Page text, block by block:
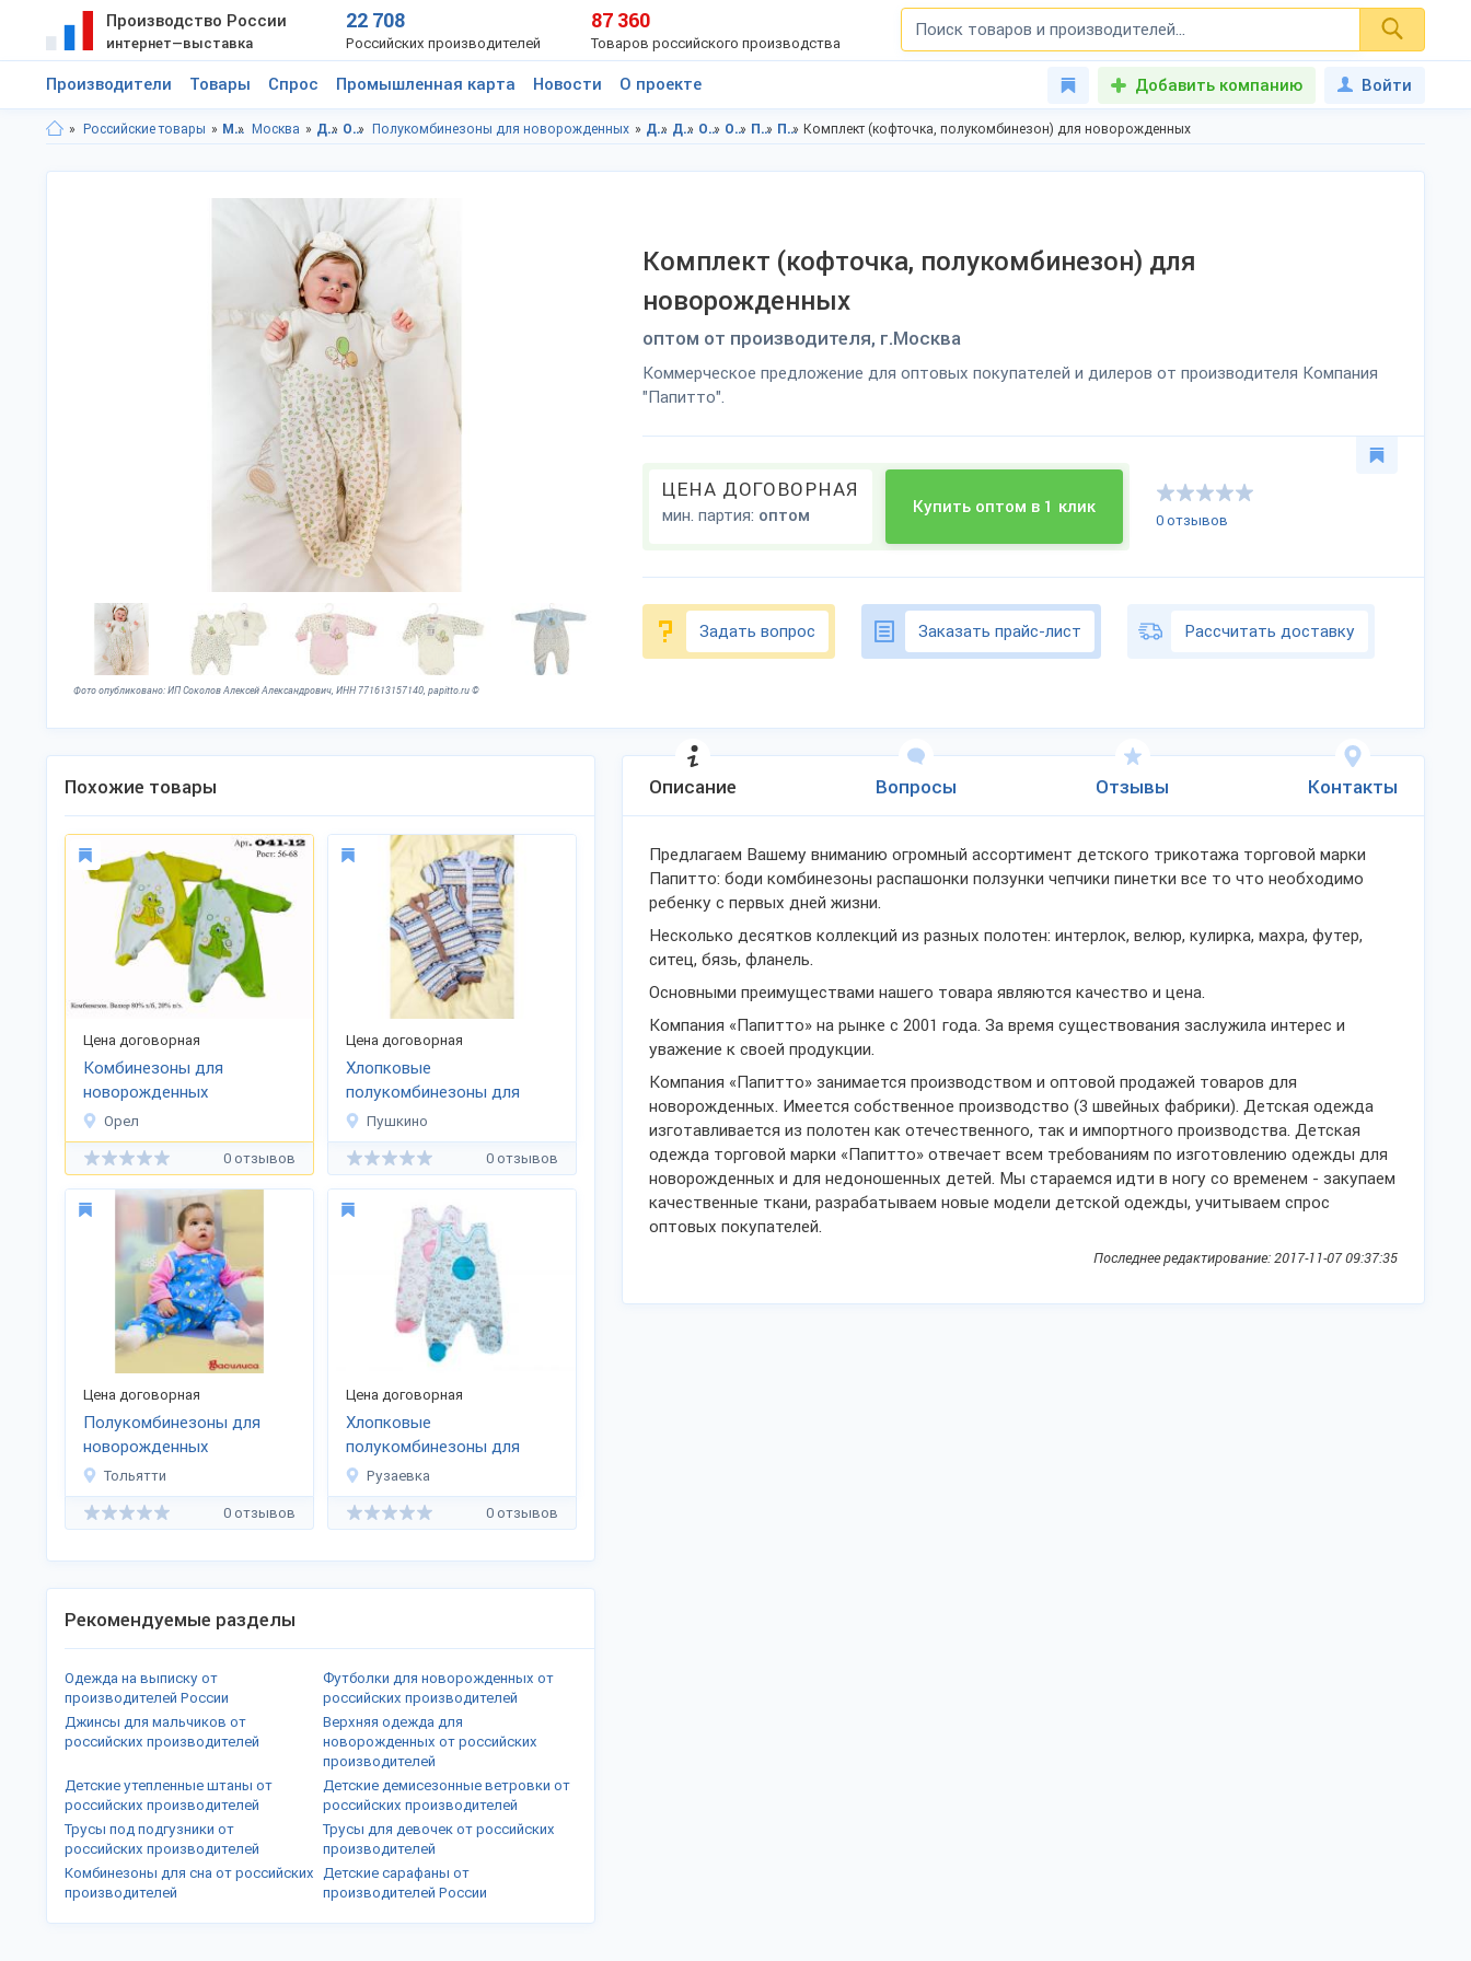
Производство России
интернет—выставка
22 708
Российских производителей
87 360
Товаров российского производства
Производители Товары Спрос Промышленная карта Новости О проекте Добавить компанию Войти
Российские товары Московская область Москва Детская одежда Одежда для новорожденных Полукомбинезоны для новорожденных Детская одежда в Московской области Детская одежда в г.Москва Одежда для новорожденных в Московская область Одежда для новорожденных в г.Москва Полукомбинезоны для новорожденных в Московская область Полукомбинезоны для новорожденных в г.Москва Комплект (кофточка, полукомбинезон) для новорожденных
Фото опубликовано: ИП Соколов Алексей Александрович, ИНН 771613157140, papitto.ru ©
Комплект (кофточка, полукомбинезон) для
новорожденных
оптом от производителя, г.Москва
Коммерческое предложение для оптовых покупателей и дилеров от производителя Компания
"Папитто".
ЦЕНА ДОГОВОРНАЯ
мин. партия: оптом Купить оптом в 1 клик
0 отзывов
Задать вопрос Заказать прайс-лист Рассчитать доставку
Описание Вопросы Отзывы Контакты
Предлагаем Вашему вниманию огромный ассортимент детского трикотажа торговой марки
Папитто: боди комбинезоны распашонки ползунки чепчики пинетки все то что необходимо
ребенку с первых дней жизни.
Несколько десятков коллекций из разных полотен: интерлок, велюр, кулирка, махра, футер,
ситец, бязь, фланель.
Основными преимуществами нашего товара являются качество и цена.
Компания «Папитто» на рынке с 2001 года. За время существования заслужила интерес и
уважение к своей продукции.
Компания «Папитто» занимается производством и оптовой продажей товаров для
новорожденных. Имеется собственное производство (3 швейных фабрики). Детская одежда
изготавливается из полотен как отечественного, так и импортного производства. Детская
одежда торговой марки «Папитто» отвечает всем требованиям по изготовлению одежды для
новорожденных и для недоношенных детей. Мы стараемся идти в ногу со временем - закупаем
качественные ткани, разрабатываем новые модели детской одежды, учитываем спрос
оптовых покупателей.
Последнее редактирование: 2017-11-07 09:37:35
Похожие товары
Цена договорная
Комбинезоны для
новорожденных
Орел
0 отзывов
Цена договорная
Хлопковые
полукомбинезоны для
детейПушкино
0 отзывов
Цена договорная
Полукомбинезоны для
новорожденных
Тольятти
0 отзывов
Цена договорная
Хлопковые
полукомбинезоны для
новорожденных
Рузаевка
0 отзывов
Рекомендуемые разделы
Одежда на выписку от
производителей России
Футболки для новорожденных от
российских производителей
Джинсы для мальчиков от
российских производителей
Верхняя одежда для
новорожденных от российских
производителей
Детские утепленные штаны от
российских производителей
Детские демисезонные ветровки от
российских производителей
Трусы под подгузники от
российских производителей
Трусы для девочек от российских
производителей
Комбинезоны для сна от российских
производителей
Детские сарафаны от
производителей России